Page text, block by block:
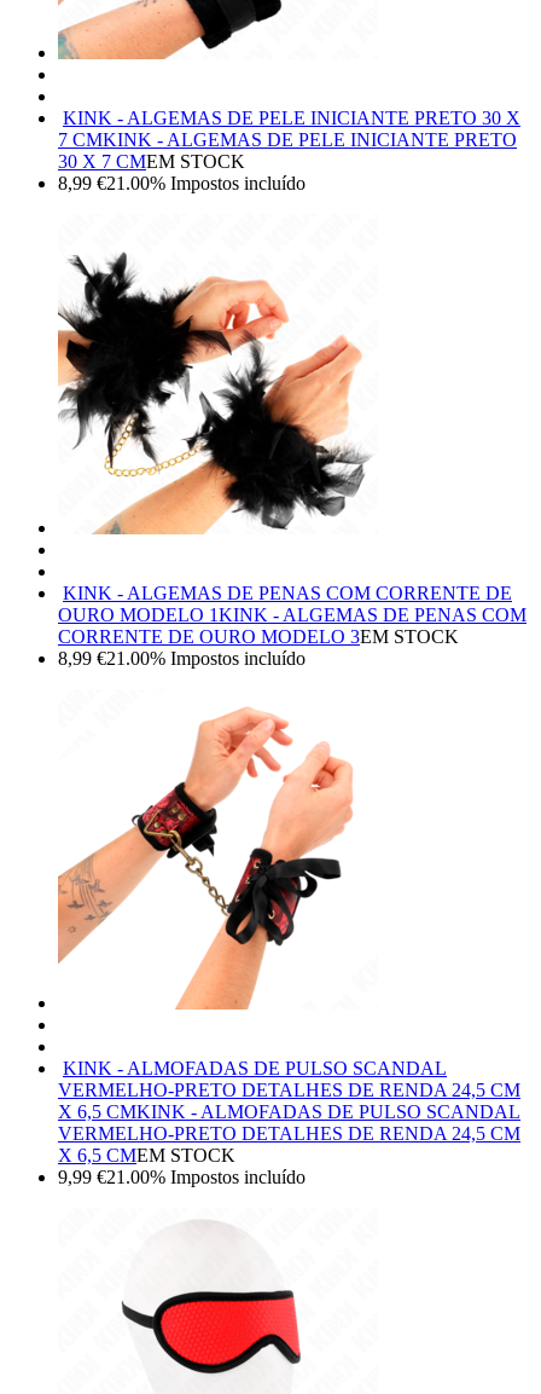
KINK - ALGEMAS DE PELE INICIANTE PRETO 30 X
7 CMKINK - ALGEMAS DE PELE INICIANTE PRETO
30 X 7 CMEM STOCK
8,99 €21.00% Impostos incluído
KINK - ALGEMAS DE PENAS COM CORRENTE DE
OURO MODELO 1KINK - ALGEMAS DE PENAS COM
CORRENTE DE OURO MODELO 3EM STOCK
8,99 €21.00% Impostos incluído
KINK - ALMOFADAS DE PULSO SCANDAL
VERMELHO-PRETO DETALHES DE RENDA 24,5 CM
X 6,5 CMKINK - ALMOFADAS DE PULSO SCANDAL
VERMELHO-PRETO DETALHES DE RENDA 24,5 CM
X 6,5 CMEM STOCK
9,99 €21.00% Impostos incluído